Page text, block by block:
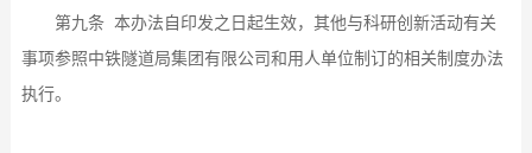
第九条 本办法自印发之日起生效，其他与科研创新活动有关
事项参照中铁隧道局集团有限公司和用人单位制订的相关制度办法
执行。